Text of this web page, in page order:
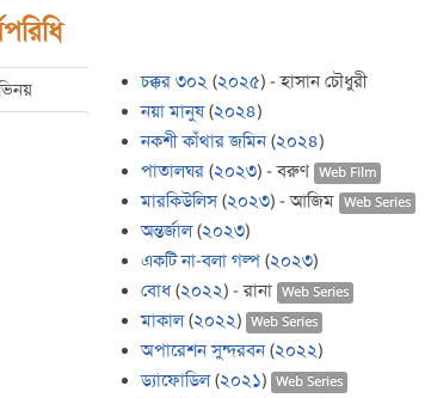
চক্কর ৩০২ (২০২৫) - হাসান চৌধুরী
নয়া মানুষ(২০২৪)
নকশী কাঁথার জমিন (২০২৪)
পাতালঘর (২০২৩) - বরুণ Web Film
মারকিউলিস(২০২৩) - আজিম Web Series
অন্তর্জাল(২০২৩)
একটি না-বলা গল্প (২০২৩)
বোধ(২০২২) - রানা Web Series
মাকাল(২০২২) Web Series
অপারেশন সুন্দরবন (২০২২)
ড্যাফোডিল(২০২১) Web Series